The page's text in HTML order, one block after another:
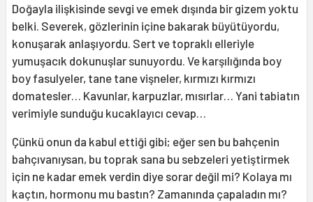
Doğayla ilişkisinde sevgi ve emek dışında bir gizem yoktu
belki. Severek, gözlerinin içine bakarak büyütüyordu,
konuşarak anlaşıyordu. Sert ve topraklı elleriyle
yumuşacık dokunuşlar sunuyordu. Ve karşılığında boy
boy fasulyeler, tane tane vişneler, kırmızı kırmızı
domatesler… Kavunlar, karpuzlar, mısırlar… Yani tabiatın
verimiyle sunduğu kucaklayıcı cevap…
Çünkü onun da kabul ettiği gibi; eğer sen bu bahçenin
bahçıvanıysan, bu toprak sana bu sebzeleri yetiştirmek
için ne kadar emek verdin diye sorar değil mi? Kolaya mı
kaçtın, hormonu mu bastın? Zamanında çapaladın mı?